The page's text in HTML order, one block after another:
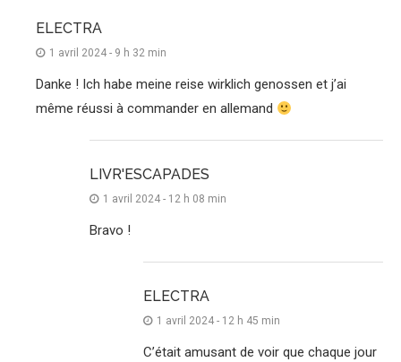
ELECTRA
1 avril 2024 - 9 h 32 min
Danke ! Ich habe meine reise wirklich genossen et j’ai
même réussi à commander en allemand
LIVR'ESCAPADES
1 avril 2024 - 12 h 08 min
Bravo !
ELECTRA
1 avril 2024 - 12 h 45 min
C’était amusant de voir que chaque jour